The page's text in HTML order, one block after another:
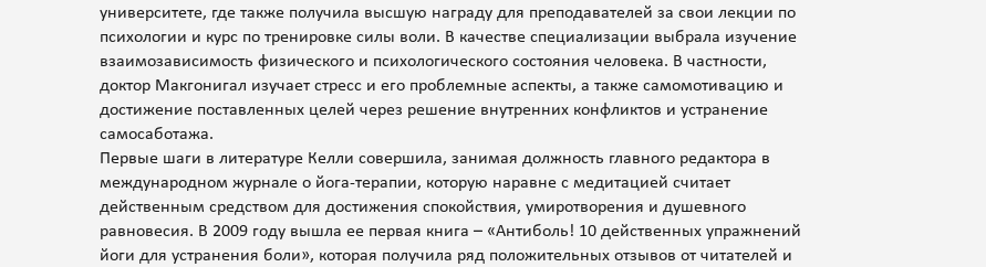
университете, где также получила высшую награду для преподавателей за свои лекции по
психологии и курс по тренировке силы воли. В качестве специализации выбрала изучение
взаимозависимость физического и психологического состояния человека. В частности,
доктор Макгонигал изучает стресс и его проблемные аспекты, а также самомотивацию и
достижение поставленных целей через решение внутренних конфликтов и устранение
самосаботажа.
Первые шаги в литературе Келли совершила, занимая должность главного редактора в
международном журнале о йога-терапии, которую наравне с медитацией считает
действенным средством для достижения спокойствия, умиротворения и душевного
равновесия. В 2009 году вышла ее первая книга – «Антиболь! 10 действенных упражнений
йоги для устранения боли», которая получила ряд положительных отзывов от читателей и